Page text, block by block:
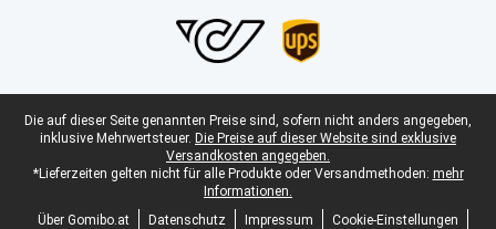
Juristische Fußzeile
Die auf dieser Seite genannten Preise sind, sofern nicht anders angegeben,
inklusive Mehrwertsteuer. Die Preise auf dieser Website sind exklusive
Versandkosten angegeben.
*Lieferzeiten gelten nicht für alle Produkte oder Versandmethoden: mehr
Informationen.
Über Gomibo.at
Datenschutz Impressum
Cookie-Einstellungen